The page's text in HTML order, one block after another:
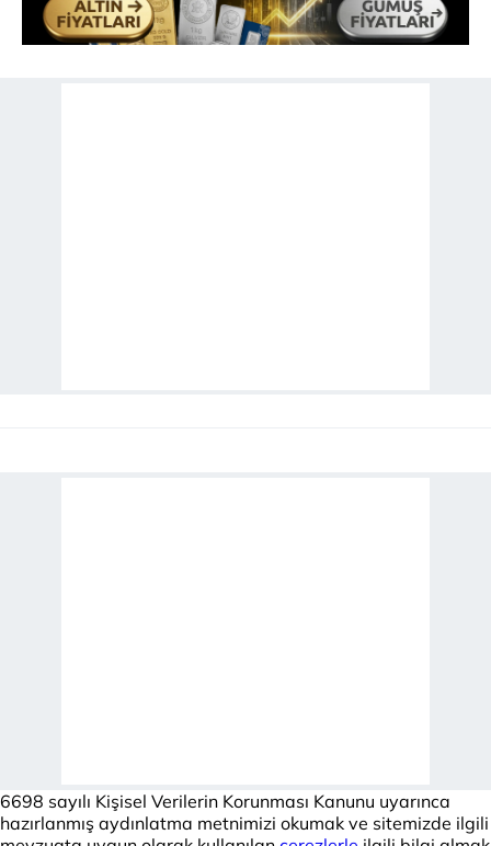
6698 sayılı Kişisel Verilerin Korunması Kanunu uyarınca
hazırlanmış aydınlatma metnimizi okumak ve sitemizde ilgili